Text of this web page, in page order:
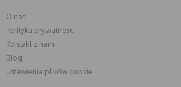
O nas
Polityka prywatności
Kontakt z nami
Blog
Ustawienia plików cookie